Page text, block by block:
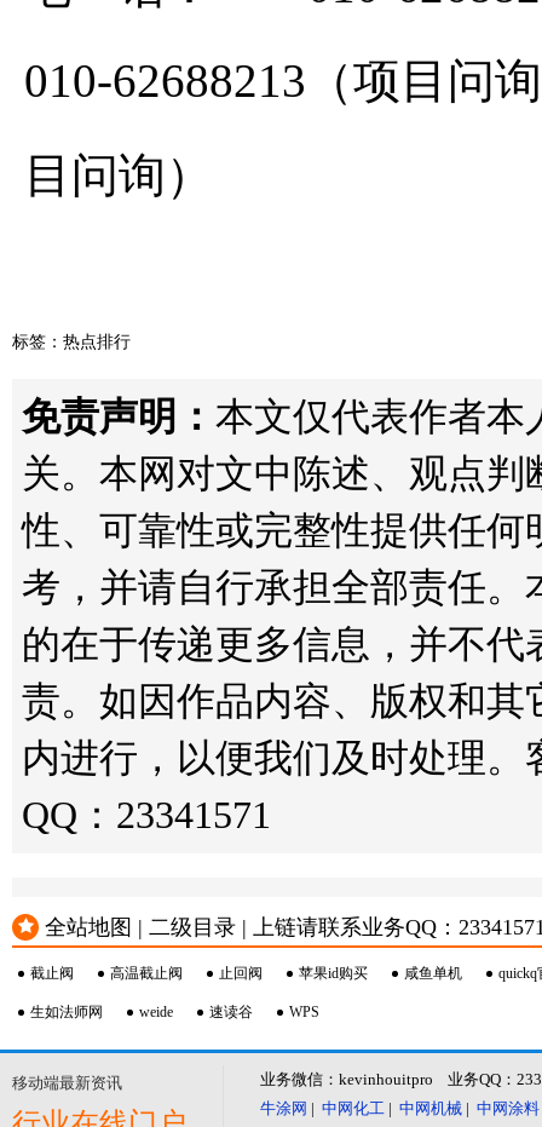
010-62688213（项目问
目问询）
标签： 热点排行
免责声明： 本文仅代表作者本
关。本网对文中陈述、观点
性、可靠性或完整性提供任
考，并请自行承担全部责任
的在于传递更多信息，并不
责。如因作品内容、版权和
内进行，以便我们及时处理。
QQ：23341571
全站地图 | 二级目录 | 上链请联系业务QQ：
截止阀 高温截止阀 止回阀 苹果id购买 咸鱼单机 quickq
生如法师网 weide 速读谷 WPS
移动端最新资讯
业务微信：kevinhouitpro 业务QQ：
牛涂网 | 中网化工 | 中网机械 | 中网涂料